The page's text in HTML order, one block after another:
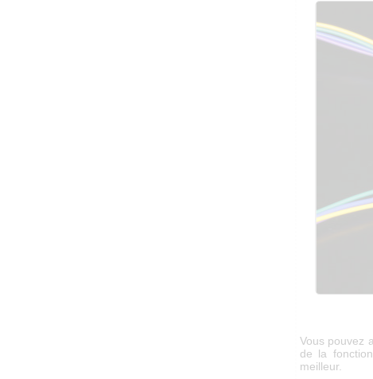
Vous pouvez
de la fonction
meilleur.